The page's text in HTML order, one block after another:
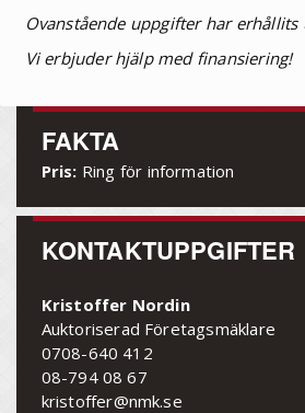
Ovanstående uppgifter har erhållits
Vi erbjuder hjälp med finansiering!
FAKTA
Pris: Ring för information
KONTAKTUPPGIFTER
Kristoffer Nordin
Auktoriserad Företagsmäklare
0708-640 412
08-794 08 67
kristoffer@nmk.se